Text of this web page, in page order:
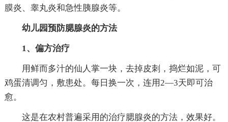
膜炎、睾丸炎和急性胰腺炎等。
幼儿园预防腮腺炎的方法
1、偏方治疗
用鲜而多汁的仙人掌一块，去掉皮刺，捣烂如泥，可
鸡蛋清调匀，敷患处。每日换一次，连用2—3天即可治
愈。
这是在农村普遍采用的治疗腮腺炎的方法，效果好。